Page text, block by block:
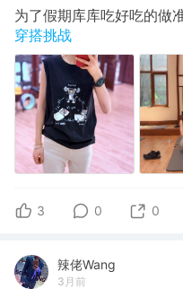
为了假期库库吃好吃的做
穿搭挑战
3 0 0
辣佬Wang
3月前